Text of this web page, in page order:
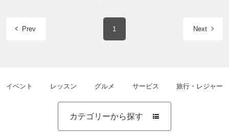
Prev 1 Next
イベント レッスン グルメ サービス 旅行・レジャー
カテゴリーから探す 